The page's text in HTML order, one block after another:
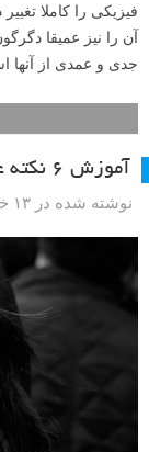
فیزیکی را کاملا
آن را نیز عمیقا
جدی و عمدی از آنها
آموزش ۶ نکته عکاسی پرتره کاندید یا بی هوا
نوشته شده در ۱۳ خرداد ۱۴۰۱